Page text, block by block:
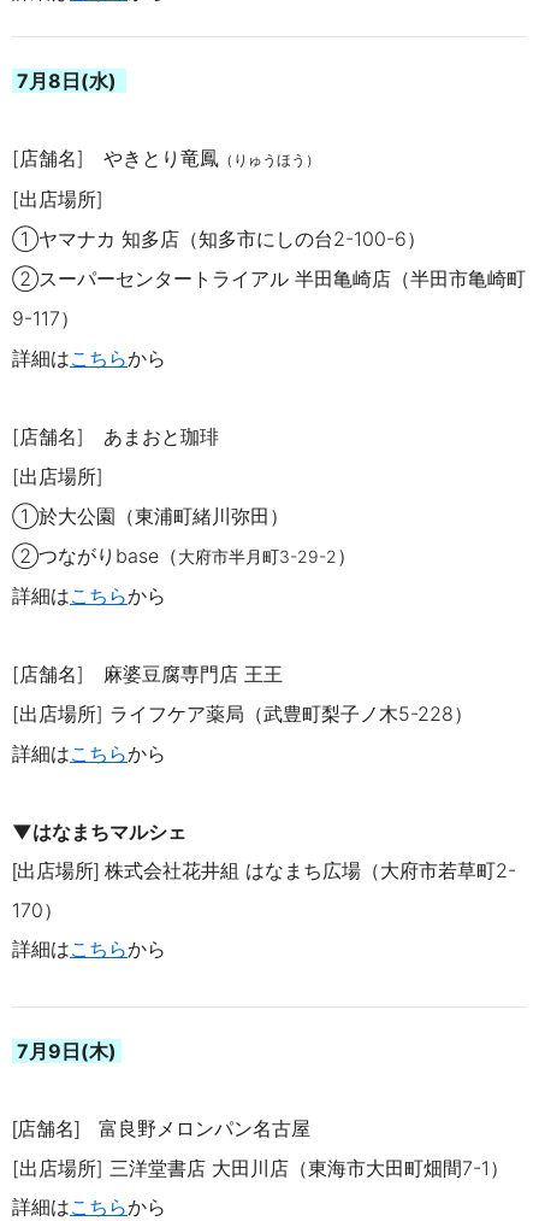
7月8日(水)
[店舗名] やきとり竜鳳 （りゅうほう）
[出店場所]
①ヤマナカ 知多店（知多市にしの台2-100-6）
②スーパーセンタートライアル 半田亀崎店（半田市亀崎町
9-117）
詳細はこちらから
[店舗名] あまおと珈琲
[出店場所]
①於大公園（東浦町緒川弥田）
②つながり base（大府市半月町3-29-2 ）
詳細はこちらから
[店舗名] 麻婆豆腐専門店 王王
[出店場所] ライフケア薬局（武豊町梨子ノ木5-228）
詳細はこちらから
▼はなまちマルシェ
[出店場所] 株式会社花井組 はなまち広場（大府市若草町2-
170）
詳細はこちらから
7月9 日(木)
[店舗名]
富良野メロンパン名古屋
[出店場所] 三洋堂書店 大田川店（東海市大田町畑間7-1）
詳細はこちらから